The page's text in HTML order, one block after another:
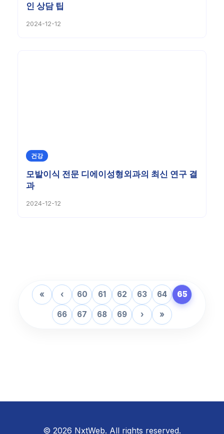
인 상담 팁
2024-12-12
건강
모발이식 전문 디에이성형외과의 최신 연구 결
과
2024-12-12
« ‹ 60 61 62 63 64 65
66 67 68 69 › »
© 2026 NxtWeb. All rights reserved.